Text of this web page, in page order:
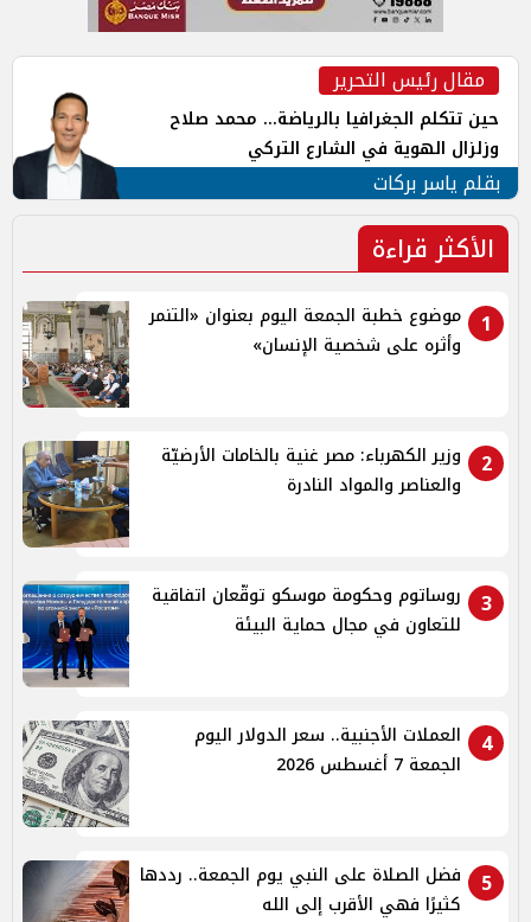
مقال رئيس التحرير
حين تتكلم الجغرافيا بالرياضة... محمد صلاح
وزلزال الهوية في الشارع التركي
بقلم ياسر بركات
الأكثر قراءة
1
موضوع خطبة الجمعة اليوم بعنوان «التنمر
وأثره على شخصية الإنسان»
2
وزير الكهرباء: مصر غنية بالخامات الأرضيّة
والعناصر والمواد النادرة
3
روساتوم وحكومة موسكو توقّعان اتفاقية
للتعاون في مجال حماية البيئة
4
العملات الأجنبية.. سعر الدولار اليوم
الجمعة 7 أغسطس 2026
5
فضل الصلاة على النبي يوم الجمعة.. رددها
كثيرًا فهي الأقرب إلى الله